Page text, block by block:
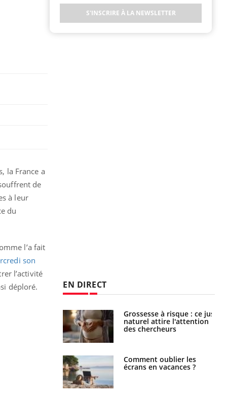
la France a
de
à leur
du
l’a fait
son
l’activité
déploré.
EN DIRECT
Cancer colorectal : une
stratégie simple aurait
changé la donne au Pays
Chikungunya, dengue,
West Nile : que se passe-
S'INSCRIRE À LA NEWSLETTER